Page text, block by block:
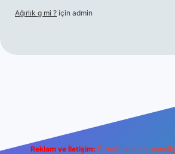
Ağırlık g mi ? için admin
Reklam ve İletişim: E-mail: